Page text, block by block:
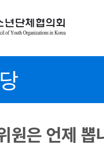
원은 언제